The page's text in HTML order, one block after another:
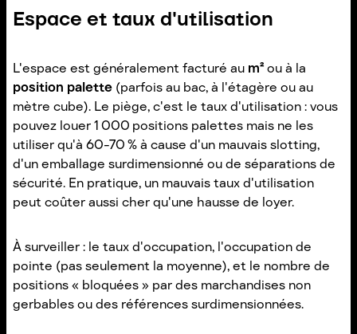
Espace et taux d'utilisation
L'espace est généralement facturé au m²ou à la
position palette (parfois au bac, à l'étagère ou au
mètre cube). Le piège, c'est le taux d'utilisation : vous
pouvez louer 1 000 positions palettes mais ne les
utiliser qu'à 60-70 % à cause d'un mauvais slotting,
d'un emballage surdimensionné ou de séparations de
sécurité. En pratique, un mauvais taux d'utilisation
peut coûter aussi cher qu'une hausse de loyer.
À surveiller : le taux d'occupation, l'occupation de
pointe (pas seulement la moyenne), et le nombre de
positions « bloquées » par des marchandises non
gerbables ou des références surdimensionnées.